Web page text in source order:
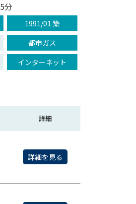
分
1991/01 築
都市ガス
インターネット
詳細
詳細を見る